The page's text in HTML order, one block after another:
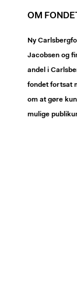
OM
Ny
Jacobsen og
andel i
fondet fortsat
om at gøre
mulige